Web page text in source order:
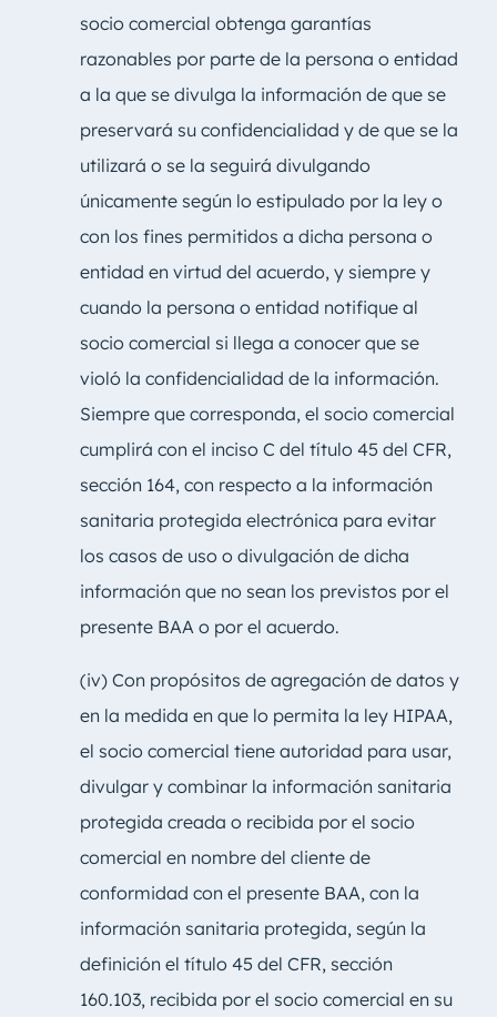
socio comercial obtenga garantías
razonables por parte de la persona o entidad
a la que se divulga la información de que se
preservará su confidencialidad y de que se la
utilizará o se la seguirá divulgando
únicamente según lo estipulado por la ley o
con los fines permitidos a dicha persona o
entidad en virtud del acuerdo, y siempre y
cuando la persona o entidad notifique al
socio comercial si llega a conocer que se
violó la confidencialidad de la información.
Siempre que corresponda, el socio comercial
cumplirá con el inciso C del título 45 del CFR,
sección 164, con respecto a la información
sanitaria protegida electrónica para evitar
los casos de uso o divulgación de dicha
información que no sean los previstos por el
presente BAA o por el acuerdo.
(iv) Con propósitos de agregación de datos y
en la medida en que lo permita la ley HIPAA,
el socio comercial tiene autoridad para usar,
divulgar y combinar la información sanitaria
protegida creada o recibida por el socio
comercial en nombre del cliente de
conformidad con el presente BAA, con la
información sanitaria protegida, según la
definición el título 45 del CFR, sección
160.103, recibida por el socio comercial en su